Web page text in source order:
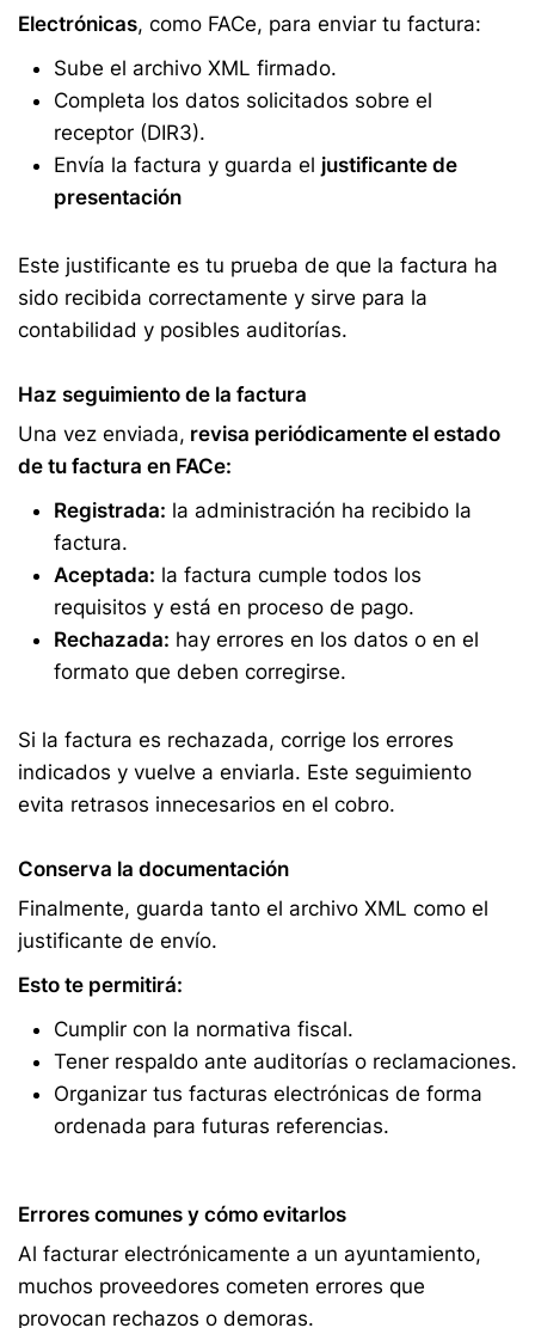
Electrónicas, como FACe, para enviar tu factura:
Sube el archivo XML firmado.
Completa los datos solicitados sobre el
receptor (DIR3).
Envía la factura y guarda el justificante de
presentación
Este justificante es tu prueba de que la factura ha
sido recibida correctamente y sirve para la
contabilidad y posibles auditorías.
Haz seguimiento de la factura
Una vez enviada, revisa periódicamente el estado
de tu factura en FACe:
Registrada: la administración ha recibido la
factura.
Aceptada: la factura cumple todos los
requisitos y está en proceso de pago.
Rechazada: hay errores en los datos o en el
formato que deben corregirse.
Si la factura es rechazada, corrige los errores
indicados y vuelve a enviarla. Este seguimiento
evita retrasos innecesarios en el cobro.
Conserva la documentación
Finalmente, guarda tanto el archivo XML como el
justificante de envío.
Esto te permitirá:
Cumplir con la normativa fiscal.
Tener respaldo ante auditorías o reclamaciones.
Organizar tus facturas electrónicas de forma
ordenada para futuras referencias.
Errores comunes y cómo evitarlos
Al facturar electrónicamente a un ayuntamiento,
muchos proveedores cometen errores que
provocan rechazos o demoras.